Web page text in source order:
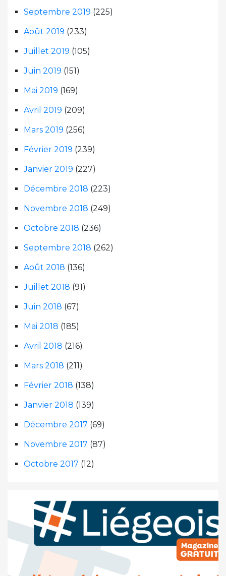
Septembre 2019 (225)
Août 2019 (233)
Juillet 2019 (105)
Juin 2019 (151)
Mai 2019 (169)
Avril 2019 (209)
Mars 2019 (256)
Février 2019 (239)
Janvier 2019 (227)
Décembre 2018 (223)
Novembre 2018 (249)
Octobre 2018 (236)
Septembre 2018 (262)
Août 2018 (136)
Juillet 2018 (91)
Juin 2018 (67)
Mai 2018 (185)
Avril 2018 (216)
Mars 2018 (211)
Février 2018 (138)
Janvier 2018 (139)
Décembre 2017 (69)
Novembre 2017 (87)
Octobre 2017 (12)